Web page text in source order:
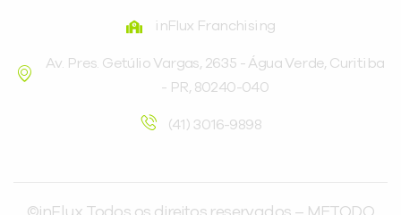
inFlux Franchising
Av. Pres. Getúlio Vargas, 2635 - Água Verde, Curitiba
- PR, 80240-040
(41) 3016-9898